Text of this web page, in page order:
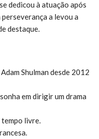
dedicou à atuação após
a levou a
destaque.
Shulman desde 2012
em dirigir um drama
tempo livre.